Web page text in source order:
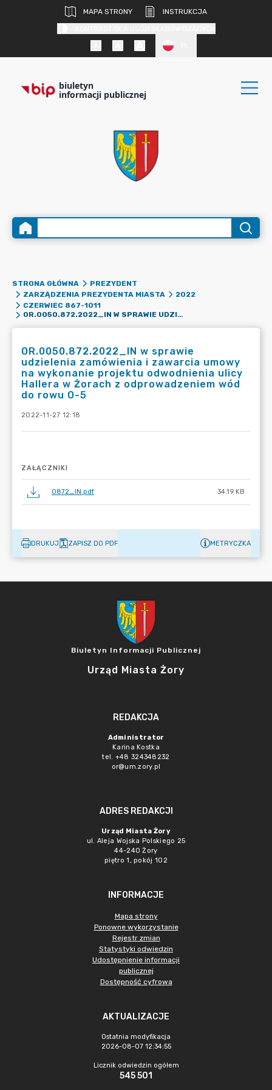
MAPA STRONY
INSTRUKCJA
biuletyn
informacji publicznej
STRONA GŁÓWNA
PREZYDENT
ZARZĄDZENIA PREZYDENTA MIASTA
2022
CZERWIEC 867-1011
OR.0050.872.2022_IN W SPRAWIE UDZIELENIA ZAMÓWIENIA I ZAWARCIA UMOWY NA WYKONANIE PROJEKTU ODWODNIENIA ULICY HALLERA W ŻORACH Z ODPROWADZENIEM WÓD DO ROWU O-5
OR.0050.872.2022_IN w sprawie
udzielenia zamówienia i zawarcia umowy
na wykonanie projektu odwodnienia ulicy
Hallera w Żorach z odprowadzeniem wód
do rowu O-5
2022-11-27 12:18
ZAŁĄCZNIKI
0872_IN.pdf 34.19 KB
DRUKUJ ZAPISZ DO PDF METRYCZKA
Biuletyn Informacji Publicznej
Urząd Miasta Żory
REDAKCJA
Administrator
Karina Kostka
tel. +48 324348232
or@um.zory.pl
ADRES REDAKCJI
Urząd Miasta Żory
ul. Aleja Wojska Polskiego 25
44-240 Żory
piętro 1, pokój 102
INFORMACJE
Mapa strony
Ponowne wykorzystanie
Rejestr zmian
Statystyki odwiedzin
Udostępnienie informacji
publicznej
Dostępność cyfrowa
AKTUALIZACJE
Ostatnia modyfikacja
2026-08-07 12:34:55
Licznik odwiedzin ogółem
545 501